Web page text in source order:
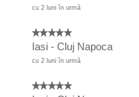
cu 2 luni în urmă
Iasi - Cluj Napoca
cu 2 luni în urmă